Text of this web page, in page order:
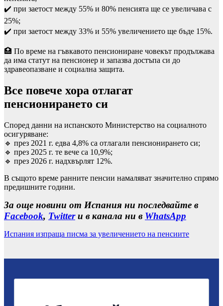
✔️ при заетост между 55% и 80% пенсията ще се увеличава с
25%;
✔️ при заетост между 33% и 55% увеличението ще бъде 15%.
🏥 По време на гъвкавото пенсиониране човекът продължава
да има статут на пенсионер и запазва достъпа си до
здравеопазване и социална защита.
Все повече хора отлагат
пенсионирането си
Според данни на испанското Министерство на социалното
осигуряване:
🔹 през 2021 г. едва 4,8% са отлагали пенсионирането си;
🔹 през 2025 г. те вече са 10,9%;
🔹 през 2026 г. надхвърлят 12%.
В същото време ранните пенсии намаляват значително спрямо
предишните години.
За още новини от Испания ни последвайте в
Facebook, Twitterи в канала ни в WhatsApp
Испания изпраща писма за увеличението на пенсиите